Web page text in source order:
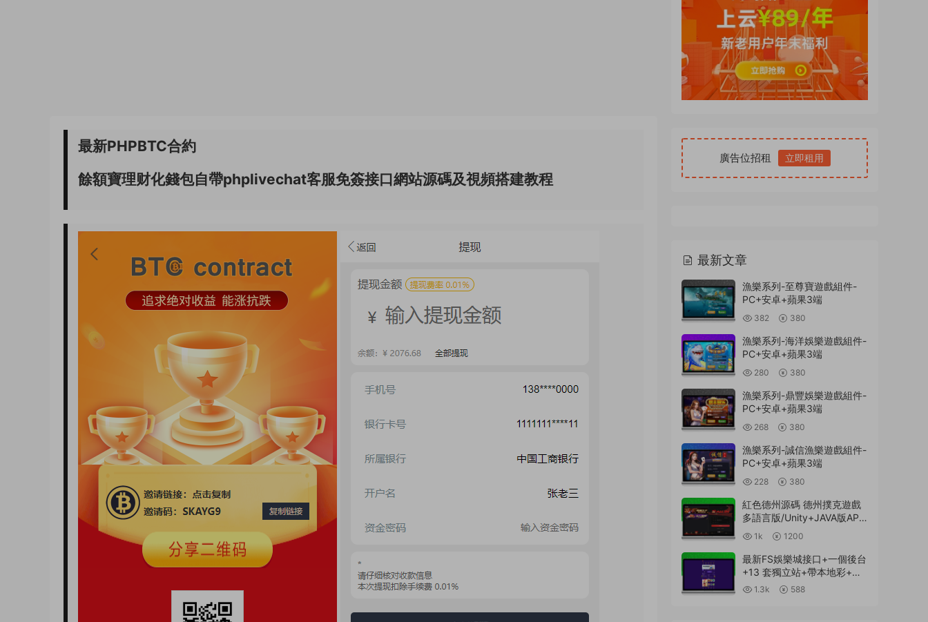
最新PHPBTC合約
餘額寶理财化錢包自帶phplivechat客服免簽接口網站源碼及視頻搭建教程
廣告位招租 立即租用
最新文章
漁樂系列-至尊寶遊戲組件-
PC+安卓+蘋果3端
382 380
漁樂系列-海洋娛樂遊戲組件-
PC+安卓+蘋果3端
280 380
漁樂系列-鼎豐娛樂遊戲組件-
PC+安卓+蘋果3端
268 380
漁樂系列-誠信漁樂遊戲組件-
PC+安卓+蘋果3端
228 380
紅色德州源碼 德州撲克遊戲
多語言版/Unity+JAVA版APP
雙端源碼/中英繁三語言+帶
控+帶彩池持倉/完美運行
1k 1200
最新FS娛樂城接口+一個後台
+13 套獨立站+帶本地彩+一
鍵搭建腳本
1.3k 588